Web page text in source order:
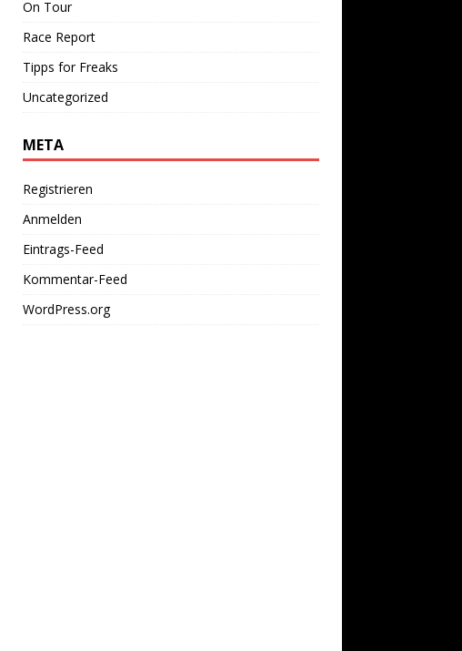
On Tour
Race Report
Tipps for Freaks
Uncategorized
META
Registrieren
Anmelden
Eintrags-Feed
Kommentar-Feed
WordPress.org